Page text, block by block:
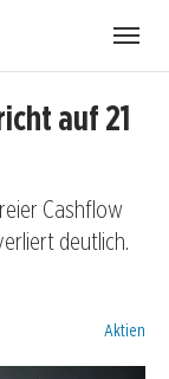
auf 21
Cashflow
deutlich.
Aktien